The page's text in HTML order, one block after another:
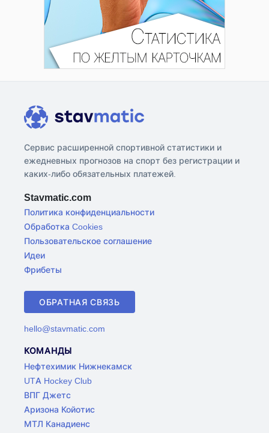
Сервис расширенной спортивной статистики и
ежедневных прогнозов на спорт без регистрации и
каких-либо обязательных платежей.
Stavmatic.com
Политика конфиденциальности
Обработка Cookies
Пользовательское соглашение
Идеи
Фрибеты
ОБРАТНАЯ СВЯЗЬ
hello@stavmatic.com
КОМАНДЫ
Нефтехимик Нижнекамск
UTA Hockey Club
ВПГ Джетс
Аризона Койотис
МТЛ Канадиенс